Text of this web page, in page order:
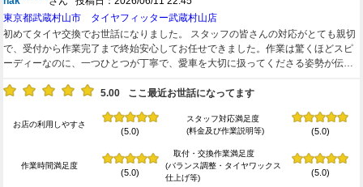
東京都武蔵村山市 タイヤフィッター武蔵村山店
初めてタイヤ交換でお世話になりました。 スタッフの皆さんの対応がとても親切
で、受付から作業完了まで終始安心してお任せできました。作業は驚くほどスピ
ーディーなのに、一つひとつが丁寧で、愛車を大切に扱ってくださる姿勢が伝わ
識がなくても安心して相談できます。技術力の高さはもちろん、安全面への配慮
の方から高い評価を受けている理由がよく分かりました。 料金・作業品質・接客
のどれを取っても大満足です。タイヤ交換を検討している方には自信を持ってお
すすめできます。これからも愛車のタイヤ関連はお願いしたいと思います。本当
にありがとうございました！
5.00 ここ最近お世話になってます
お店の利用しやすさ
(5.0)
スタッフ対応満足度
(料金及び作業説明等)
(5.0)
作業時間満足度
(5.0)
取付・交換作業満足度
(バランス調整・タイヤワックス
仕上げ等)
(5.0)